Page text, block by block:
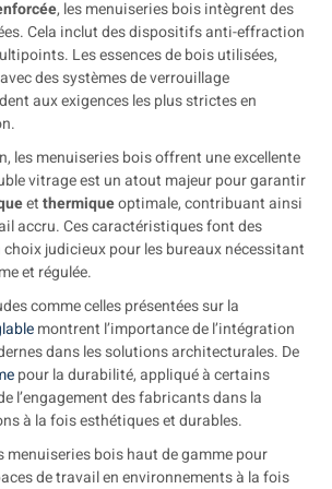
, les menuiseries bois intègrent des
Cela inclut des dispositifs anti-effraction
Les essences de bois utilisées,
des systèmes de verrouillage
aux exigences les plus strictes en
les menuiseries bois offrent une excellente
vitrage est un atout majeur pour garantir
etthermiqueoptimale, contribuant ainsi
accru. Ces caractéristiques font des
judicieux pour les bureaux nécessitant
et régulée.
comme celles présentées sur la
montrent l’importance de l’intégration
dans les solutions architecturales. De
pour la durabilité, appliqué à certains
l’engagement des fabricants dans la
à la fois esthétiques et durables.
menuiseries bois haut de gamme pour
de travail en environnements à la fois